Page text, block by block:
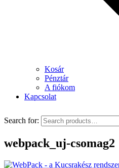
Kosár
Pénztár
A fiókom
Kapcsolat
Search for:
webpack_uj-csomag2